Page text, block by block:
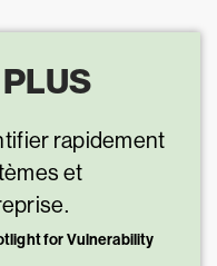
rapidement
et
for Vulnerability